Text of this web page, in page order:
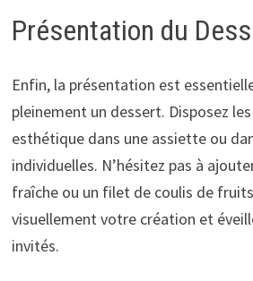
Présentation du
Enfin, la présentation est
pleinement un dessert. Disposez
esthétique dans une assiette ou
individuelles. N’hésitez pas à
fraîche ou un filet de coulis de
visuellement votre création et
invités.